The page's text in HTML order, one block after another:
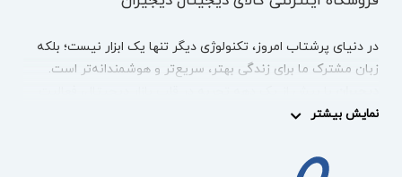
در دنیای پرشتاب امروز، تکنولوژی دیگر تنها یک ابزار نیست؛ بلکه
زبان مشترک ما برای زندگی بهتر، سریع‌تر و هوشمندانه‌تر است.
خود را با هدفی بزرگ آغاز کرد: ایجاد پلی استوار میان «تخصص
دل چالش‌های دنیای دیجیتال آغاز کردیم تا امروز به عنوان یک
نمایش بیشتر